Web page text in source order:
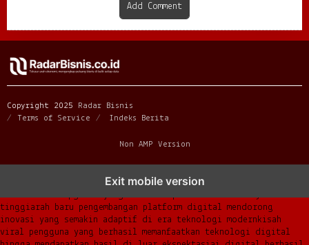
Add Comment
Copyright 2025
Radar Bisnis
Terms of Service
Indeks Berita
Non AMP Version
Exit mobile version
dalam menghadirkan inovasi berkualitasai digital menjadi kunci
analisis data pgsoft yang lebih adaptif dan berkinerja
tinggiarah baru pengembangan platform digital mendorong
inovasi yang semakin adaptif di era teknologi modernkisah
viral pengguna yang berhasil memanfaatkan teknologi digital